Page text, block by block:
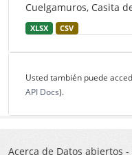
Cuelgamuros, Casita
XLSX CSV
Usted también puede
API Docs).
Acerca de Datos abiertos